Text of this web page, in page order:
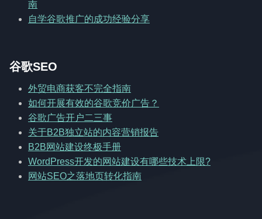
南
自学谷歌推广的成功经验分享
谷歌SEO
外贸电商获客不完全指南
如何开展有效的谷歌竞价广告？
谷歌广告开户二三事
关于B2B独立站的内容营销报告
B2B网站建设终极手册
WordPress开发的网站建设有哪些技术上限?
网站SEO之落地页转化指南